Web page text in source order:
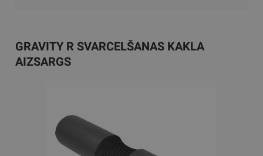
GRAVITY R SVARCELŠANAS KAKLA
AIZSARGS